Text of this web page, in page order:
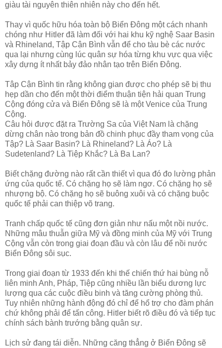
giàu tài nguyên thiên nhiên này cho đến hết.
Thay vì quốc hữu hóa toàn bộ Biển Đông một cách nhanh
chóng như Hitler đã làm đối với hai khu kỹ nghệ Saar Basin
và Rhineland, Tập Cận Bình vẫn để cho tàu bè các nước
qua lại nhưng cùng lúc quân sự hóa từng khu vực qua việc
xây dựng ít nhất bảy đảo nhân tạo trên Biển Đông.
Tâp Cận Bình tin rằng không gian được cho phép sẽ bị thu
hẹp dần cho đến một thời điểm thuận tiện hải quan Trung
Cộng đóng cửa và Biển Đông sẽ là một Venice của Trung
Cộng.
Câu hỏi được đặt ra Trường Sa của Việt Nam là chặng
dừng chân nào trong bản đồ chinh phục đầy tham vọng của
Tập? Là Saar Basin? Là Rhineland? Là Áo? Là
Sudetenland? Là Tiệp Khắc? Là Ba Lan?
Biết chặng đường nào rất cần thiết vì qua đó đo lường phản
ứng của quốc tế. Có chặng họ sẽ làm ngơ. Có chặng họ sẽ
nhượng bộ. Có chặng họ sẽ buông xuôi và có chặng buộc
quốc tế phải can thiệp võ trang.
Tranh chấp quốc tế cũng đơn giản như nấu một nồi nước.
Những mâu thuẫn giữa Mỹ và đồng minh của Mỹ với Trung
Cộng vẫn còn trong giai đoạn đầu và còn lâu để nồi nước
Biển Đông sôi sục.
Trong giai đoạn từ 1933 đến khi thế chiến thứ hai bùng nỗ
liên minh Anh, Pháp, Tiệp cũng nhiều lần biểu dương lực
lượng qua các cuộc điều binh và tăng cường phòng thủ.
Tuy nhiên những hành động đó chỉ để hổ trợ cho đàm phán
chứ không phải để tấn công. Hitler biết rõ điều đó và tiếp tục
chính sách bành trướng bằng quân sự.
Lịch sử đang tái diễn. Những căng thẳng ở Biển Đông sẽ